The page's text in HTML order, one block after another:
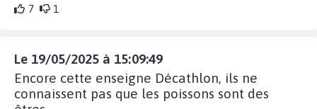
7 1
Le 19/05/2025 à 15:09:49
Encore cette enseigne Décathlon, ils ne
connaissent pas que les poissons sont des